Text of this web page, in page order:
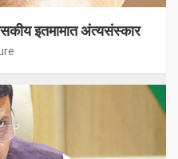
इतमामात अंत्यसंस्कार